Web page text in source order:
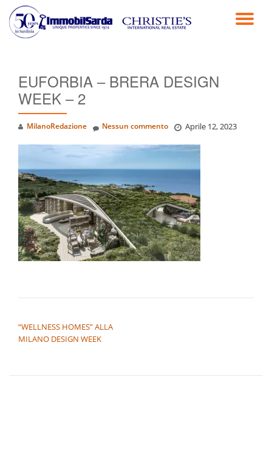
Passa
EUFORBIA – BRERA DESIGN
WEEK – 2
MilanoRedazione Aprile 12, 2023
Nessun commento
“WELLNESS HOMES” ALLA
MILANO DESIGN WEEK